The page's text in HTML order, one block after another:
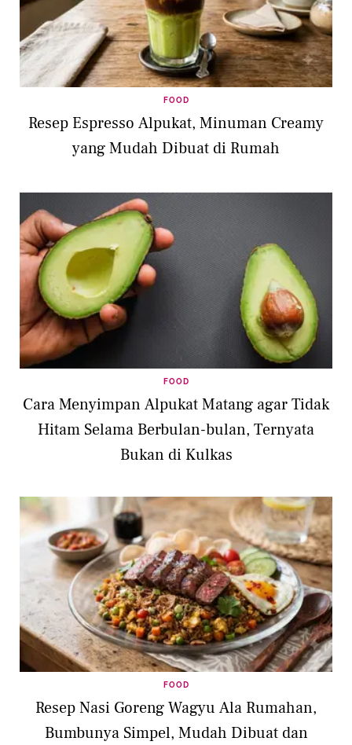
FOOD
Resep Espresso Alpukat, Minuman Creamy
yang Mudah Dibuat di Rumah
FOOD
Cara Menyimpan Alpukat Matang agar Tidak
Hitam Selama Berbulan-bulan, Ternyata
Bukan di Kulkas
FOOD
Resep Nasi Goreng Wagyu Ala Rumahan,
Bumbunya Simpel, Mudah Dibuat dan